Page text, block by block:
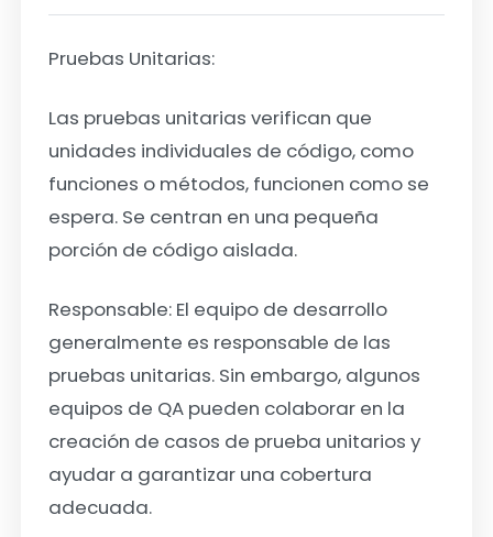
Pruebas Unitarias:
Las pruebas unitarias verifican que
unidades individuales de código, como
funciones o métodos, funcionen como se
espera. Se centran en una pequeña
porción de código aislada.
Responsable: El equipo de desarrollo
generalmente es responsable de las
pruebas unitarias. Sin embargo, algunos
equipos de QA pueden colaborar en la
creación de casos de prueba unitarios y
ayudar a garantizar una cobertura
adecuada.